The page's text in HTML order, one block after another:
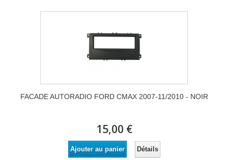
FACADE AUTORADIO FORD CMAX 2007-11/2010 - NOIR
15,00 €
Ajouter au panier Détails